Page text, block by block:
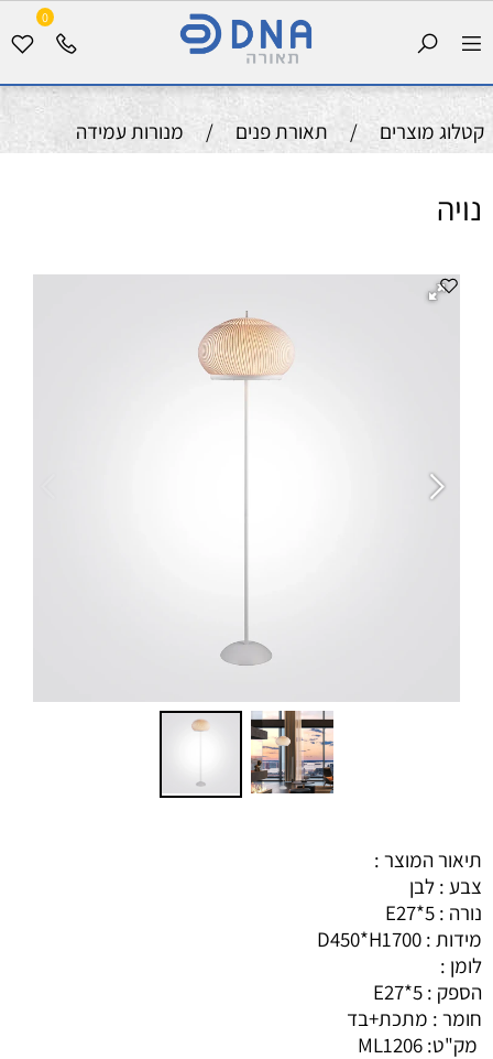
0
קטלוג מוצרים / תאורת פנים / מנורות עמידה
נויה
תיאור המוצר :
צבע : לבן
נורה : E27*5
מידות : D450*H1700
לומן :
הספק : 5*E27
חומר : מתכת+בד
מק"ט: ML1206